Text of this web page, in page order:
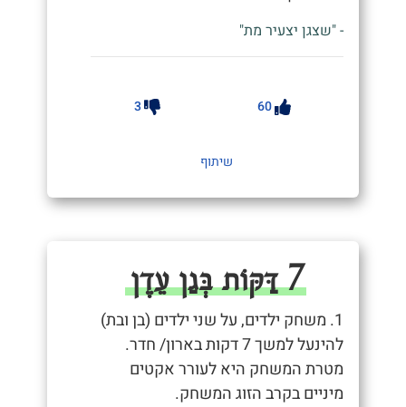
- "שצגן יצעיר מת"
60
3
שיתוף
7 דַּקּוֹת בְּגַן עֵדֶן
1. משחק ילדים, על שני ילדים (בן ובת)
להינעל למשך 7 דקות בארון/ חדר.
מטרת המשחק היא לעורר אקטים
מיניים בקרב הזוג המשחק.